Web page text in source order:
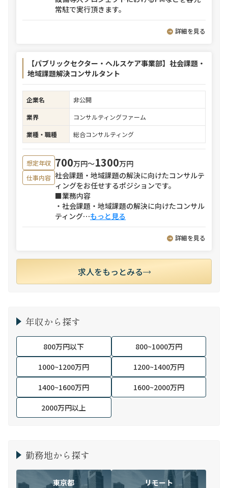
常駐で実行頂きます。
詳細を見る
【パブリックセクター・ヘルスケア事業部】社会課題・
地域課題解決コンサルタント
企業名
非公開
業界
コンサルティングファーム
業種・職種
総合コンサルティング
想定年収 700万円〜1300万円
仕事内容 社会課題・地域課題の解決に向けたコンサルテ
ィングをお任せするポジションです。
■業務内容
・社会課題・地域課題の解決に向けたコンサル
ティング⋯もっと見る
詳細を見る
求人をもっとみる
年収から探す
800万円以下
800~1000万円
1000~1200万円
1200~1400万円
1400~1600万円
1600~2000万円
2000万円以上
勤務地から探す
東京都 リモート